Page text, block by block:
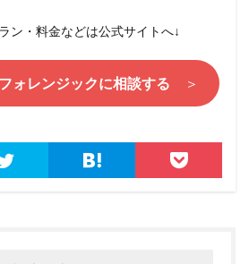
ン・料金などは公式サイトへ↓
ォレンジックに相談する ＞